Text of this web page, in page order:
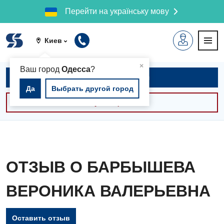
Перейти на українську мову
Киев
×
Ваш город Одесса?
Да Выбрать другой город
Записаться на приём
ОТЗЫВ О БАРБЫШЕВА
ВЕРОНИКА ВАЛЕРЬЕВНА
Оставить отзыв